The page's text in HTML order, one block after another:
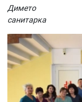
Димето
санитарка